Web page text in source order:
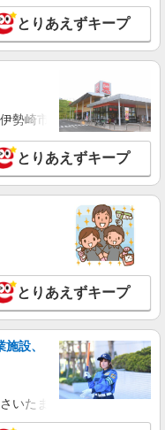
の携帯販売スタッフ
円 固定残業代:
11時間相当） ＊基本給
は10,000円（5時間相
を超える場合は5,000円（2
手当は時間外労働の有無
代として支給し、相当時
は法定どおり追加で支給
3ヶ月 ※経験・能力による
円 〜 350000 円
ターマックス湘南藤沢店 神
4丁目 3‐5 ミスターマッ
詳細を見る
クショップの携帯販売ス
円 試用期間あり 6
・能力による 【試用
〜 322000 円
スモール湘南店 神奈川県
3‐1 テラスモール湘南3階
詳細を見る
とりあえずキープ
勢崎市・太田市・館林市
とりあえずキープ
とりあえずキープ
設、
いたま市岩槻区・久喜市・